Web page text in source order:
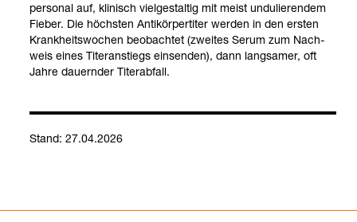
per­so­nal auf, kli­nisch viel­ge­stal­tig mit meist undu­lie­ren­dem
Fie­ber. Die höchs­ten Anti­kör­per­ti­ter wer­den in den ers­ten
Krank­heits­wo­chen beob­ach­tet (zwei­tes Serum zum Nach­
weis eines Titer­an­stiegs ein­sen­den), dann lang­sa­mer, oft
Jahre dau­ern­der Titer­ab­fall.
Stand: 27.04.2026